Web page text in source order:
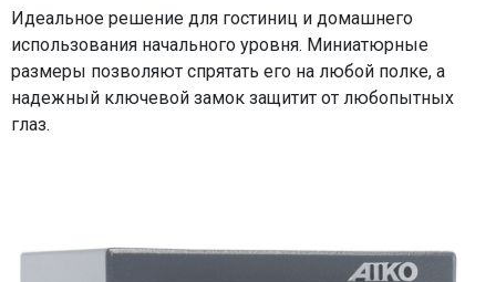
Идеальное решение для гостиниц и домашнего
использования начального уровня. Миниатюрные
размеры позволяют спрятать его на любой полке, а
надежный ключевой замок защитит от любопытных
глаз.